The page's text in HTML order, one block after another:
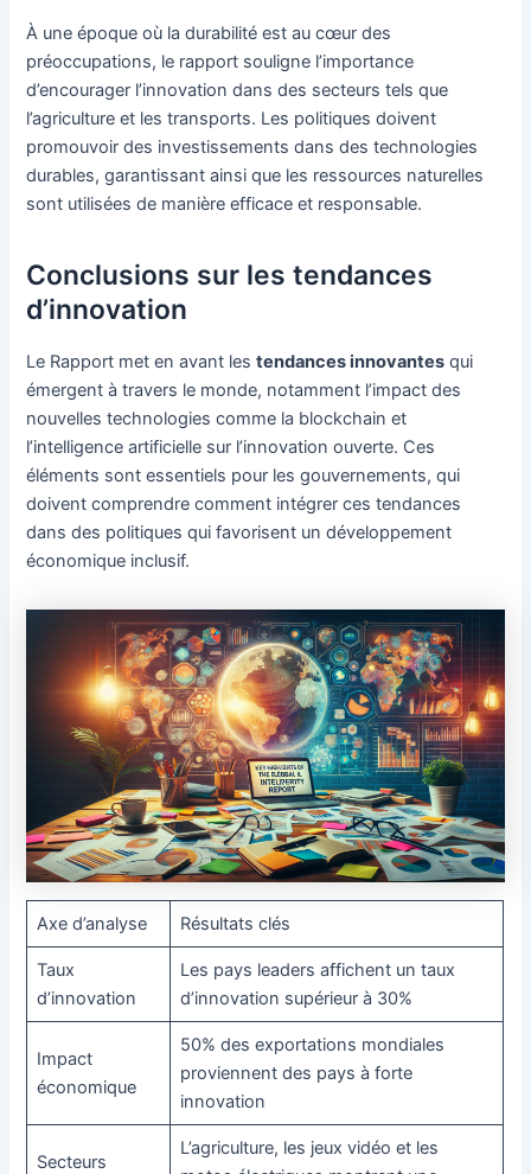
À une époque où la durabilité est au cœur des
préoccupations, le rapport souligne l’importance
d’encourager l’innovation dans des secteurs tels que
l’agriculture et les transports. Les politiques doivent
promouvoir des investissements dans des technologies
durables, garantissant ainsi que les ressources naturelles
sont utilisées de manière efficace et responsable.
Conclusions sur les tendances
d’innovation
Le Rapport met en avant lestendances innovantes qui
émergent à travers le monde, notamment l’impact des
nouvelles technologies comme la blockchain et
l’intelligence artificielle sur l’innovation ouverte. Ces
éléments sont essentiels pour les gouvernements, qui
doivent comprendre comment intégrer ces tendances
dans des politiques qui favorisent un développement
économique inclusif.
Axe d’analyse Résultats clés
Taux
d’innovation
Les pays leaders affichent un taux
d’innovation supérieur à 30%
Impact
économique
50% des exportations mondiales
proviennent des pays à forte
innovation
Secteurs
L’agriculture, les jeux vidéo et les